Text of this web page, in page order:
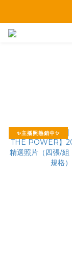
✨主播照熱銷中✨